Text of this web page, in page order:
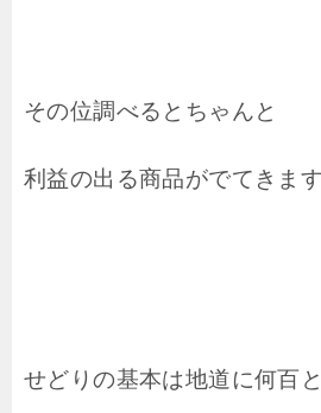
その位調べるとちゃんと
利益の出る商品がでてきます
せどりの基本は地道に何百